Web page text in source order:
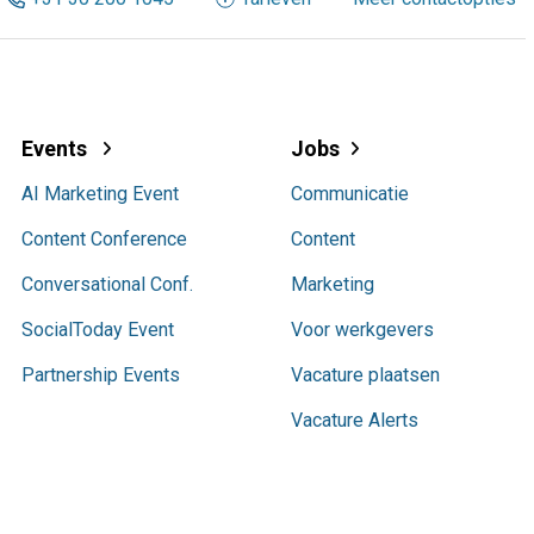
Events
AI Marketing Event
Content Conference
Conversational Conf.
SocialToday Event
Partnership Events
Jobs
Communicatie
Content
Marketing
Voor werkgevers
Vacature plaatsen
Vacature Alerts